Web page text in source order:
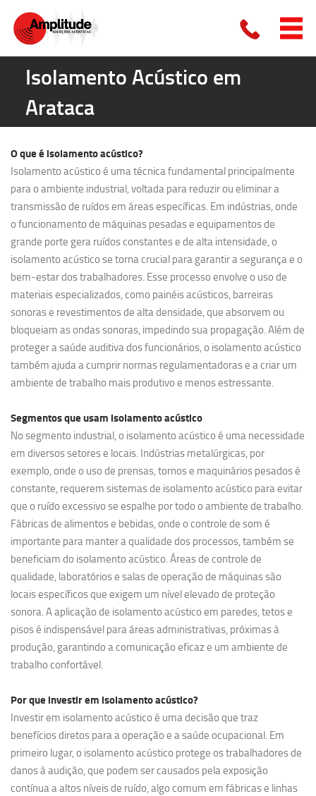
Isolamento Acústico em
Arataca
O que é isolamento acústico?
Isolamento acústico é uma técnica fundamental principalmente
para o ambiente industrial, voltada para reduzir ou eliminar a
transmissão de ruídos em áreas específicas. Em indústrias, onde
o funcionamento de máquinas pesadas e equipamentos de
grande porte gera ruídos constantes e de alta intensidade, o
isolamento acústico se torna crucial para garantir a segurança e o
bem-estar dos trabalhadores. Esse processo envolve o uso de
materiais especializados, como painéis acústicos, barreiras
sonoras e revestimentos de alta densidade, que absorvem ou
bloqueiam as ondas sonoras, impedindo sua propagação. Além de
proteger a saúde auditiva dos funcionários, o isolamento acústico
também ajuda a cumprir normas regulamentadoras e a criar um
ambiente de trabalho mais produtivo e menos estressante.
Segmentos que usam isolamento acústico
No segmento industrial, o isolamento acústico é uma necessidade
em diversos setores e locais. Indústrias metalúrgicas, por
exemplo, onde o uso de prensas, tornos e maquinários pesados é
constante, requerem sistemas de isolamento acústico para evitar
que o ruído excessivo se espalhe por todo o ambiente de trabalho.
Fábricas de alimentos e bebidas, onde o controle de som é
importante para manter a qualidade dos processos, também se
beneficiam do isolamento acústico. Áreas de controle de
qualidade, laboratórios e salas de operação de máquinas são
locais específicos que exigem um nível elevado de proteção
sonora. A aplicação de isolamento acústico em paredes, tetos e
pisos é indispensável para áreas administrativas, próximas à
produção, garantindo a comunicação eficaz e um ambiente de
trabalho confortável.
Por que investir em isolamento acústico?
Investir em isolamento acústico é uma decisão que traz
benefícios diretos para a operação e a saúde ocupacional. Em
primeiro lugar, o isolamento acústico protege os trabalhadores de
danos à audição, que podem ser causados pela exposição
contínua a altos níveis de ruído, algo comum em fábricas e linhas